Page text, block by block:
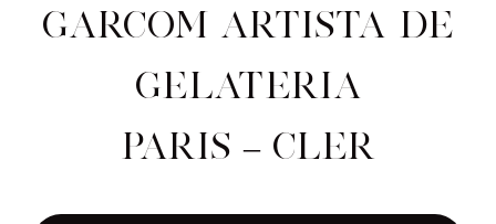
Garcom artista de
gelateria
Paris – Cler